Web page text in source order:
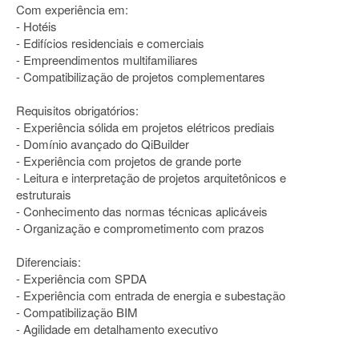
Com experiência em:
- Hotéis
- Edifícios residenciais e comerciais
- Empreendimentos multifamiliares
- Compatibilização de projetos complementares
Requisitos obrigatórios:
- Experiência sólida em projetos elétricos prediais
- Domínio avançado do QiBuilder
- Experiência com projetos de grande porte
- Leitura e interpretação de projetos arquitetônicos e
estruturais
- Conhecimento das normas técnicas aplicáveis
- Organização e comprometimento com prazos
Diferenciais:
- Experiência com SPDA
- Experiência com entrada de energia e subestação
- Compatibilização BIM
- Agilidade em detalhamento executivo